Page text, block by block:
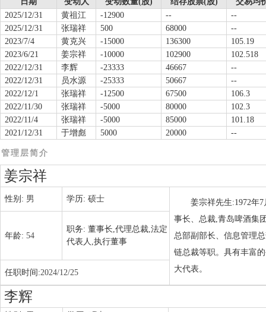
2025/12/31
黄祖江 -12900 --
--
2025/12/31
张瑞祥 500 68000
--
2023/7/4
黄克兴 -15000 136300
105.19
2023/6/21
姜宗祥 -10000 102900
102.518
2022/12/31
李辉 -23333 46667
--
2022/12/31
员水源 -25333 50667
--
2022/12/1
张瑞祥 -12500 67500
106.3
2022/11/30
张瑞祥 -5000 80000
102.3
2022/11/4
张瑞祥 -5000 85000
101.18
2021/12/31
于增彪 5000 20000 --
管理层简介
姜宗祥
性别: 男 学历: 硕士
姜宗祥先生:1972年
事长、总裁,青岛啤酒集
总部副部长、信息管理
链总裁等职。具有丰富
大代表。
年龄: 54
职务: 董事长,代理总裁,法定
代表人,执行董事
任职时间:2024/12/25
李辉